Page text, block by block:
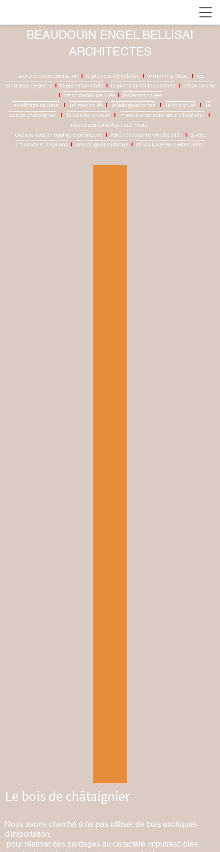
BEAUDOUIN ENGEL BELLISAI
ARCHITECTES
la pierre de récupération I la pierre sciée éclatée I le mur manteau I les
claustras de pierre I la pierre banchée I la pierre de taille banchée I béton de site
I béton de brique pilée I les fentes sciées
le coffrage sauteur
I un mur poids I le bois goudronné I le bois brulé I
le
bois de châtaignier
I le bois de robinier I menuiseries acier en profils pleins
I
menuiseries mixtes acier / bois
châssis fixes en applique extérieure I fenêtre roulante en tôle pliée I queue
d'aronde et papillons I une poignée rustique I muraillage en pierre calées
Le bois de châtaignier
Nous avons cherché à ne pas utiliser de bois exotiques
d'importation,
pour réaliser des bardages au caractère imputrescibles,